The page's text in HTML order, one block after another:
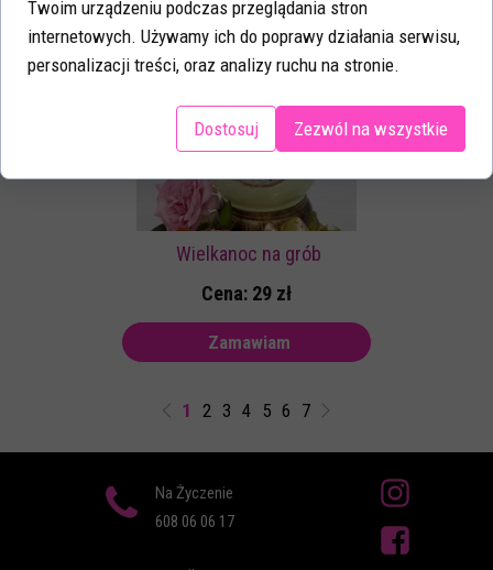
Wielkanoc na grób
Cena: 29 zł
Zamawiam
1 2 3 4 5 6 7
Na Życzenie
608 06 06 17
Twoim urządzeniu podczas przeglądania stron
internetowych. Używamy ich do poprawy działania serwisu,
personalizacji treści, oraz analizy ruchu na stronie.
Dostosuj Zezwól na wszystkie